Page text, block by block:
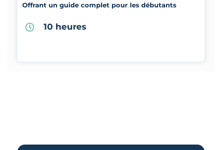
Offrant un guide complet pour les débutants
10 heures